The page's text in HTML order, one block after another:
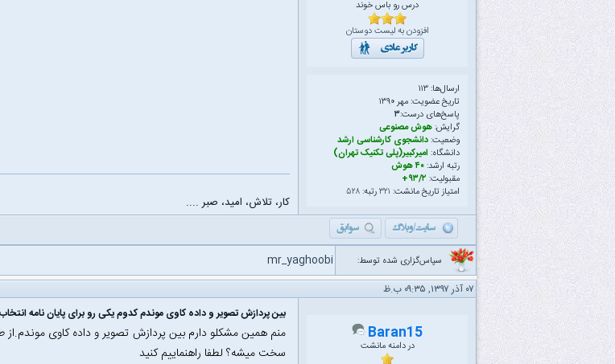
درس رو باس خوند
افزودن به لیست دوستان
ارسال‌ها: ۱۱۳
تاریخ عضویت: مهر ۱۳۹۰
پاسخ‌های درست:۳
گرایش:هوش مصنوعی
وضعیت:دانشجوی کارشناسی ارشد
دانشگاه: امیرکبیر(پلی تکنیک تهران)
رتبه ارشد:۴۰ هوش
مقبولیت: ۹۳/۲+
امتیاز تاریخ مانشت: ۳۲۱رتبه:۵۲۸
کار، تلاش، امید، صبر ....
سپاس‌گزاری شده توسط: mr_yaghoobi
۰۷ آذر ۱۳۹۷, ۰۹:۳۵ ب.ظ
Baran15
در دامنه مانشت
بین پردازش تصویر و داده کاوی موندم کدوم یکی رو برای پایان نامه
منم همین مشکلو دارم بین پردازش تصویر و داده کاوی
سخت میشه؟ لطفا راهنماییم کنید